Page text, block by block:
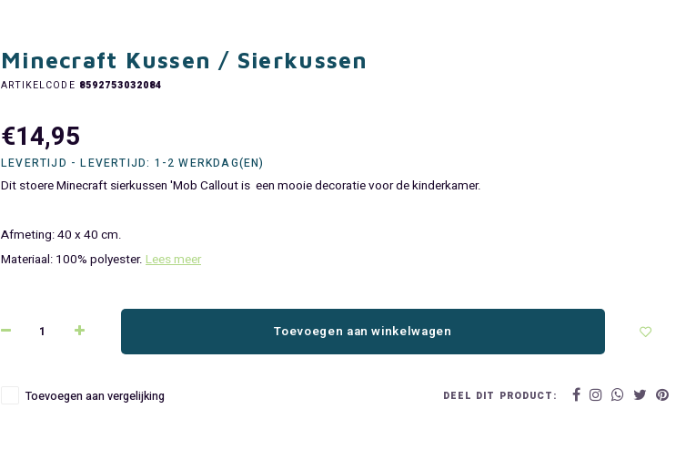
Minecraft Kussen / Sierkussen
ARTIKELCODE 8592753032084
€14,95
LEVERTIJD - LEVERTIJD: 1-2 WERKDAG(EN)
Dit stoere Minecraft sierkussen 'Mob Callout is een mooie decoratie voor de kinderkamer.
Afmeting: 40 x 40 cm.
Materiaal: 100% polyester. Lees meer
Toevoegen aan winkelwagen
Toevoegen aan vergelijking DEEL DIT PRODUCT: